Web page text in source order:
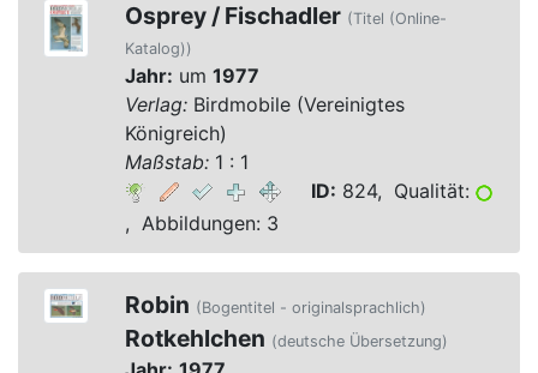
Osprey / Fischadler (Titel (Online-
Katalog))
Jahr: um 1977
Verlag:Birdmobile (Vereinigtes
Königreich)
Maßstab:1 : 1
ID: 824, Qualität:
, Abbildungen: 3
Robin (Bogentitel - originalsprachlich)
Rotkehlchen (deutsche Übersetzung)